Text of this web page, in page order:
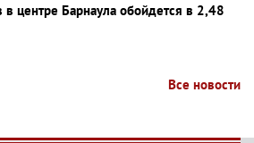
центре Барнаула обойдется в 2,48
Все новости